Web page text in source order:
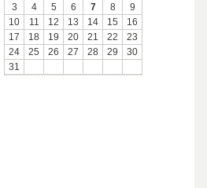
3
4 5 6 7 8
9
10
11 12 13 14 15
16
17
18 19 20 21 22
23
24
25 26 27 28 29
30
31